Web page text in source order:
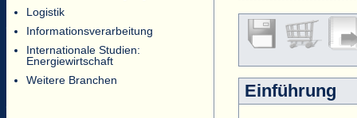
Logistik
Informationsverarbeitung
Internationale Studien:
Energiewirtschaft
Weitere Branchen
Einführung